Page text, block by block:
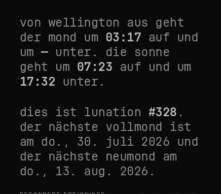
von wellington aus geht
der mond um 03:17 auf und
um—unter. die sonne
geht um 07:23 auf und um
17:32 unter.
dies ist lunation #328 .
der nächste vollmond ist
am do., 30. juli 2026 und
der nächste neumond am
do., 13. aug. 2026 .